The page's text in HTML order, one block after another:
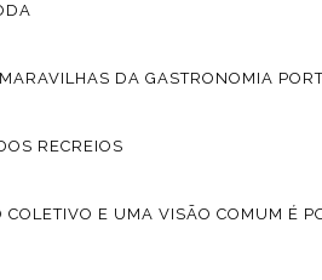
DA GASTRONOMIA
RECREIOS
COLETIVO E UMA VISÃO COMUM É